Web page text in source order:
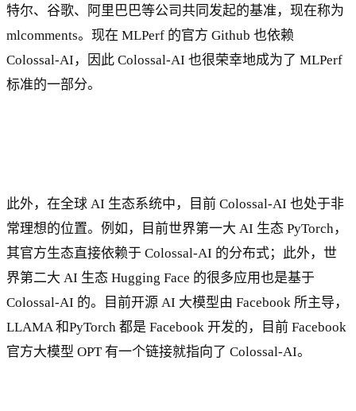
特尔、谷歌、阿里巴巴等公司共同发起的基准，现在称为
mlcomments。现在 MLPerf 的官方 Github 也依赖
Colossal-AI，因此 Colossal-AI 也很荣幸地成为了 MLPerf
标准的一部分。
此外，在全球 AI 生态系统中，目前 Colossal-AI 也处于非
常理想的位置。例如，目前世界第一大 AI 生态 PyTorch，
其官方生态直接依赖于 Colossal-AI 的分布式；此外，世
界第二大 AI 生态 Hugging Face 的很多应用也是基于
Colossal-AI 的。目前开源 AI 大模型由 Facebook 所主导，
LLAMA 和PyTorch 都是 Facebook 开发的，目前 Facebook
官方大模型 OPT 有一个链接就指向了 Colossal-AI。